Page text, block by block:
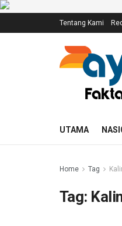
Tentang Kami
UTAMA
Home Tag
Tag: